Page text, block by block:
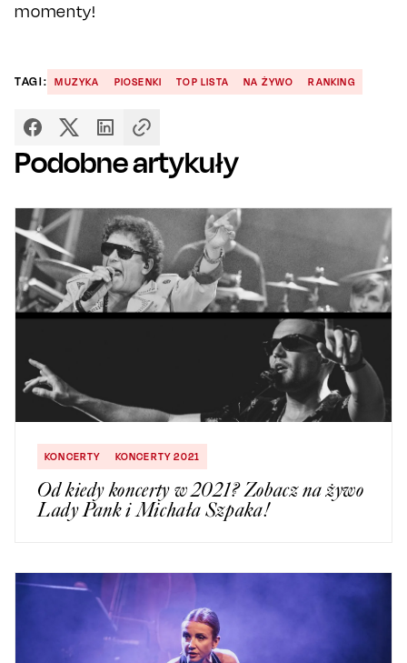
momenty!
TAGI: MUZYKA PIOSENKI TOP LISTA NA ŻYWO RANKING
Podobne artykuły
KONCERTY KONCERTY 2021
Od kiedy koncerty w 2021? Zobacz na żywo
Lady Pank i Michała Szpaka!